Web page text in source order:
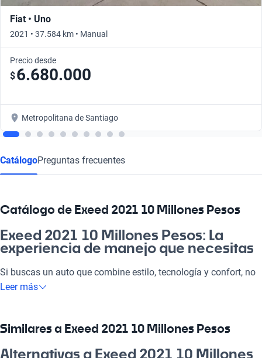
Fiat • Uno
2021 • 37.584 km • Manual
Precio desde
$6.680.000
Metropolitana de Santiago
CatálogoPreguntas frecuentes
Catálogo de Exeed 2021 10 Millones Pesos
Exeed 2021 10 Millones Pesos: La
experiencia de manejo que necesitas
Si buscas un auto que combine estilo, tecnología y confort, no
hay mejor opción que un Exeed 2021 a 10 millones de pesos.
playa. Con tecnología moderna y sistemas de seguridad, cada
viaje será una aventura placentera. ¿Por qué elegir un Exeed
2021? Porque su rendimiento y diseño lo convierten en una de
Leer más
Similares a Exeed 2021 10 Millones Pesos
Alternativas a Exeed 2021 10 Millones